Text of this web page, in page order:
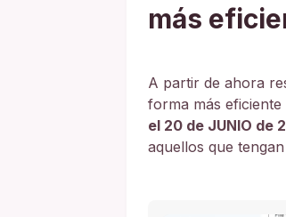
más
A partir de ahora
forma más eficiente
el 20 de JUNIO de
aquellos que